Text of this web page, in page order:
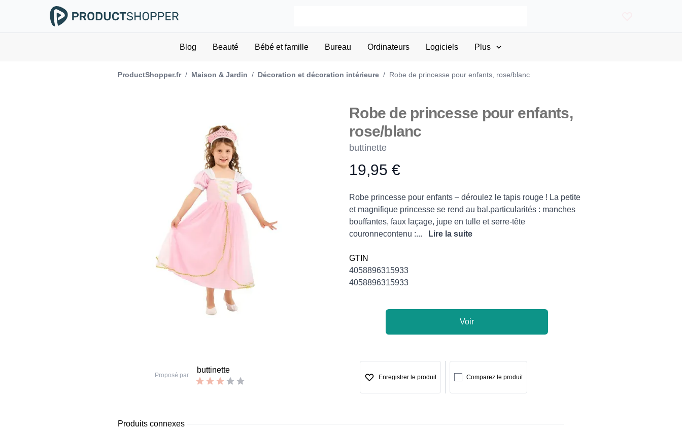
Blog Beauté Bébé et famille Bureau Ordinateurs Logiciels Plus
ProductShopper.fr / Maison & Jardin / Décoration et décoration intérieure / Robe de princesse pour enfants, rose/blanc
Robe de princesse pour enfants,
rose/blanc
buttinette
Product information
19,95 €
Description
Robe princesse pour enfants – déroulez le tapis rouge ! La petite
et magnifique princesse se rend au bal.particularités : manches
bouffantes, faux laçage, jupe en tulle et serre-tête
couronnecontenu :...
Lire la suite
GTIN
4058896315933
4058896315933
Voir
Proposé par
buttinette
Enregistrer le produit Comparez le produit
Produits connexes